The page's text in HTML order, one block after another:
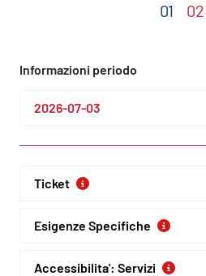
Informazioni periodo
2026-07-03
Ticket
Esigenze Specifiche
Accessibilita': Servizi